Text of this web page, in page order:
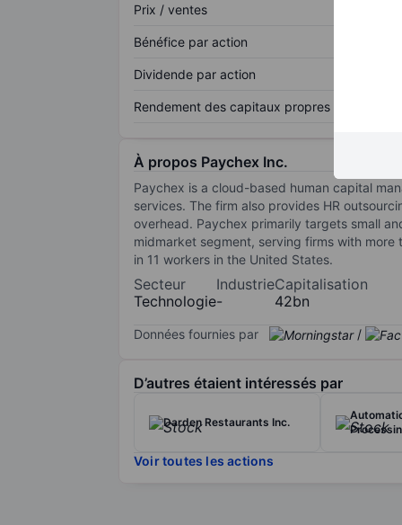
Prix / ventes
Bénéfice par action
Dividende par action
Rendement des capitaux propres
À propos Paychex Inc.
Paychex is a cloud-based human capital
services. The firm also provides HR
overhead. Paychex primarily targets small
midmarket segment, serving firms with
in 11 workers in the United States.
Secteur
Technologie
Industrie
-
Capitalisation
42bn
Données fournies par /
D’autres étaient intéressés par
Darden Restaurants Inc.
Voir toutes les actions